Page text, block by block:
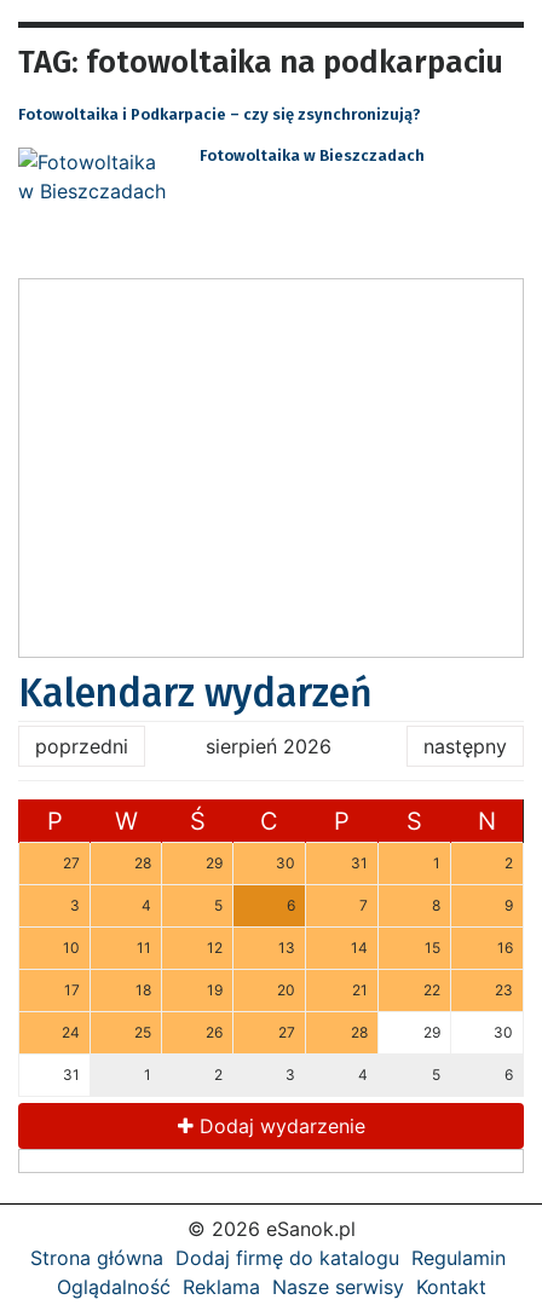
TAG: fotowoltaika na podkarpaciu
Fotowoltaika i Podkarpacie – czy się zsynchronizują?
Fotowoltaika w Bieszczadach
Kalendarz wydarzeń
poprzedni sierpień 2026 następny
P W Ś C P S N
27 28 29 30 31 1 2
3 4 5 6 7 8 9
10 11 12 13 14 15 16
17 18 19 20 21 22 23
24 25 26 27 28 29 30
31 1 2 3 4 5 6
Dodaj wydarzenie
© 2026 eSanok.pl
Strona główna Dodaj firmę do katalogu Regulamin
Oglądalność Reklama Nasze serwisy Kontakt